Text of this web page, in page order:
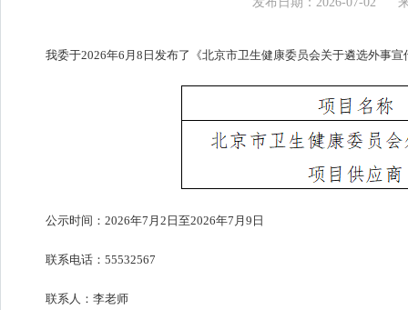
我委于2026年6月8日发布了《北京市卫生健康委员会关于遴选外事
公示时间：2026年7月2日至2026年7月9日
联系电话：55532567
联系人：李老师